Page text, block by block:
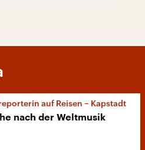
auf Reisen – Kapstadt
nach der Weltmusik